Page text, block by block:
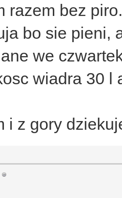
razem bez
bo sie pieni,
we
wiadra 30 l
i z gory